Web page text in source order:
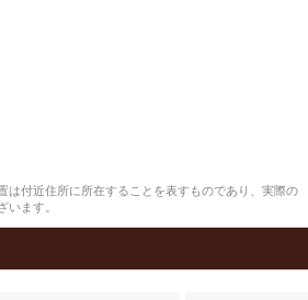
は付近住所に所在することを表すものであり、実際の
います。